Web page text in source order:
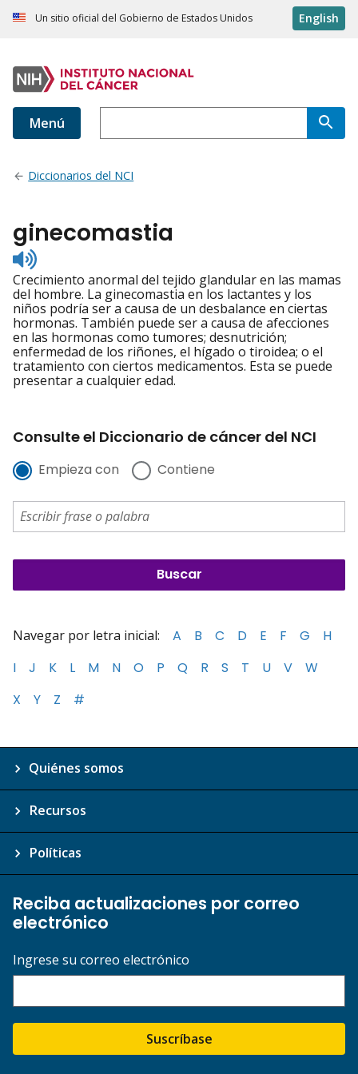
Un sitio oficial del Gobierno de Estados Unidos English
Menú
Diccionarios del NCI
ginecomastia
Listen
to
pronunciation
Crecimiento anormal del tejido glandular en las mamas
del hombre. La ginecomastia en los lactantes y los
niños podría ser a causa de un desbalance en ciertas
hormonas. También puede ser a causa de afecciones
en las hormonas como tumores; desnutrición;
enfermedad de los riñones, el hígado o tiroidea; o el
tratamiento con ciertos medicamentos. Esta se puede
presentar a cualquier edad.
Consulte el Diccionario de cáncer del NCI
Empieza con Contiene
Navegar por letra inicial: A B C D E F G
H
I
J K L M N O P Q R S T U V
W
X
Y Z #
Quiénes somos
Recursos
Políticas
Reciba actualizaciones por correo
electrónico
Ingrese su correo electrónico
Suscríbase